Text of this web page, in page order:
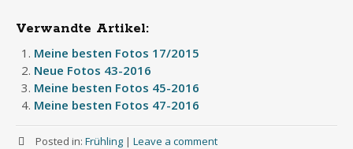
Verwandte Artikel:
Meine besten Fotos 17/2015
Neue Fotos 43-2016
Meine besten Fotos 45-2016
Meine besten Fotos 47-2016
Posted in: Frühling | Leave a comment